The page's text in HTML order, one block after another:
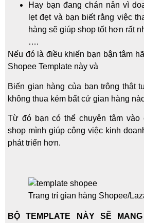
Hay bạn đang chán nản vì
lẹt đẹt và bạn biết rằng việc
hàng sẽ giúp shop tốt hơn rất
….
Nếu đó là điều khiến bạn bận tâm
Shopee Template này và
Biến gian hàng của bạn trông thật
không thua kém bất cứ gian hàng
Từ đó bạn có thể chuyên tâm vào
shop mình giúp công việc kinh
phát triển hơn.
Trang trí gian hàng Shopee/
BỘ TEMPLATE NÀY SẼ